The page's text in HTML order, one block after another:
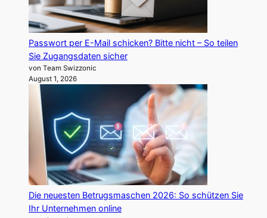
Passwort per E-Mail schicken? Bitte nicht – So teilen
Sie Zugangsdaten sicher
von Team Swizzonic
August 1, 2026
Die neuesten Betrugsmaschen 2026: So schützen Sie
Ihr Unternehmen online